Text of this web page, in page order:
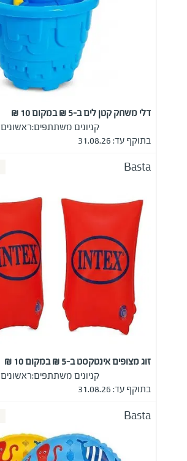
דלי משחק קטן לים ב-5 ₪ במקום 10 ₪
קניונים משתתפים:ראשונים
בתוקף עד: 31.08.26
Basta
זוג מצופים אינטקסט ב-5 ₪ במקום 10 ₪
קניונים משתתפים:ראשונים
בתוקף עד: 31.08.26
Basta